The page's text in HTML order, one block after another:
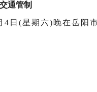
通管制
4日(星期六)晚在岳阳